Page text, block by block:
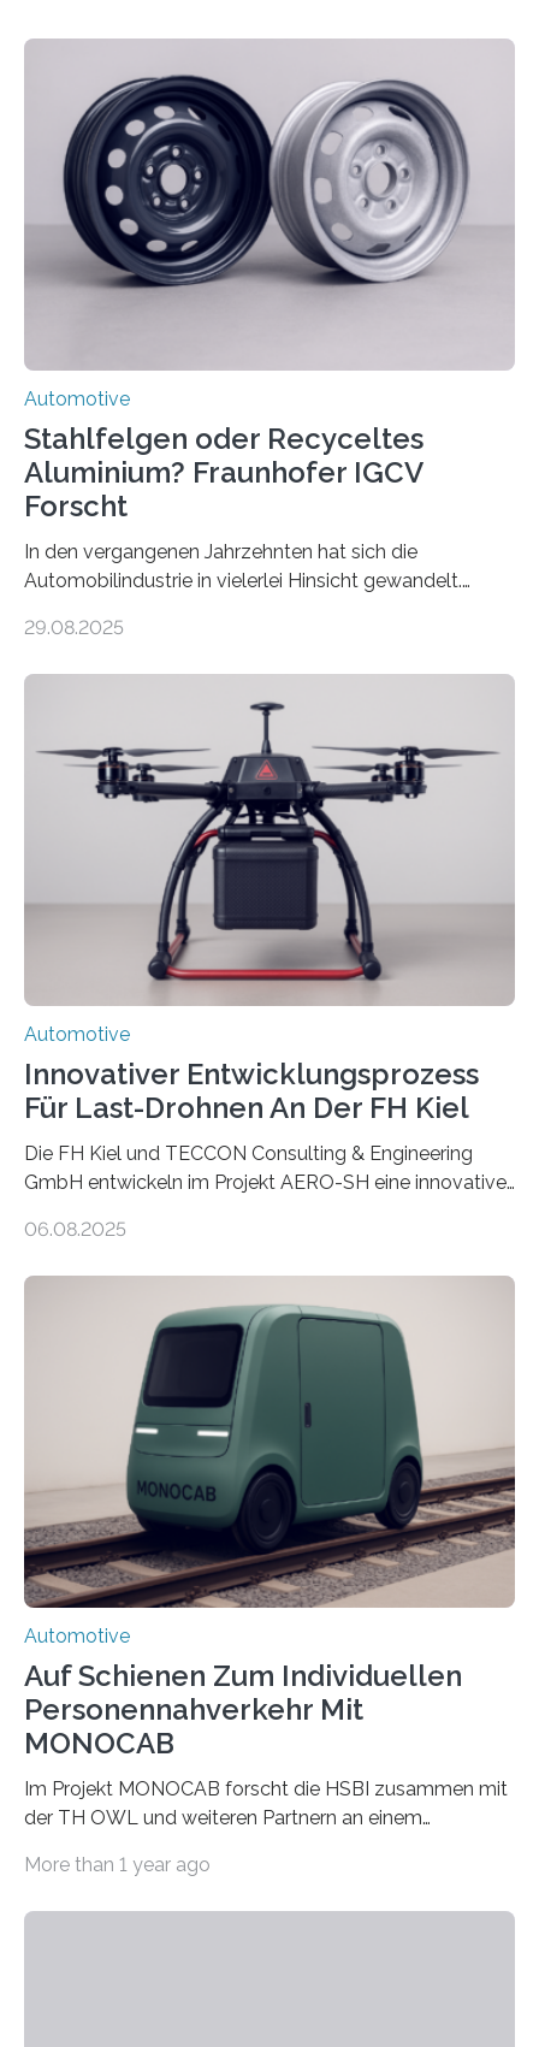
Automotive
Stahlfelgen oder Recyceltes
Aluminium? Fraunhofer IGCV
Forscht
In den vergangenen Jahrzehnten hat sich die
Automobilindustrie in vielerlei Hinsicht gewandelt.
hat Aluminium aufgrund seiner Leichtigkeit und
Oberhand gewonnen. Leichtmetallfelgen bringen
auch grundlegende Fragen betreffend Nachhaltigkeit
und Ressourcennutzung auf. Insbesondere die
Herstellung von Aluminium ist sehr energieintensiv und
verursacht erhebliche CO2-Emissionen, verglichen mit
Rohstahl sogar das zehnfache. Forschende des
Fraunhofer-Instituts für Gießerei-, Composite- und
Verarbeitungstechnik IGCV wollen…
29.08.2025
Automotive
Innovativer Entwicklungsprozess
Für Last-Drohnen An Der FH Kiel
Die FH Kiel und TECCON Consulting & Engineering
GmbH entwickeln im Projekt AERO-SH eine innovative,
zu 100 kg Nutzlast. Ein softwarebasierter,
energieeffiziente Drohnen für die maritime und
logistische Branche. Ziel ist es, Entwicklungskosten zu
senken und den Technologietransfer in eine nachhaltige
Luftlogistik zu fördern. Das Bundesministerium für
Forschung, Technologie und Raumfahrt fördert das
Transferprojekt mit einer Laufzeit von drei Jahren mit
660.000 Euro. Forschende der FH Kiel…
06.08.2025
Automotive
Auf Schienen Zum Individuellen
Personennahverkehr Mit
MONOCAB
Im Projekt MONOCAB forscht die HSBI zusammen mit
der TH OWL und weiteren Partnern an einem
stillgelegten Gleisen den Individualverkehr im
More than 1 year ago